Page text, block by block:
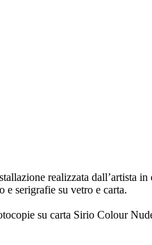
realizzata dall’artista
serigrafie su vetro e carta.
su carta Sirio Colour